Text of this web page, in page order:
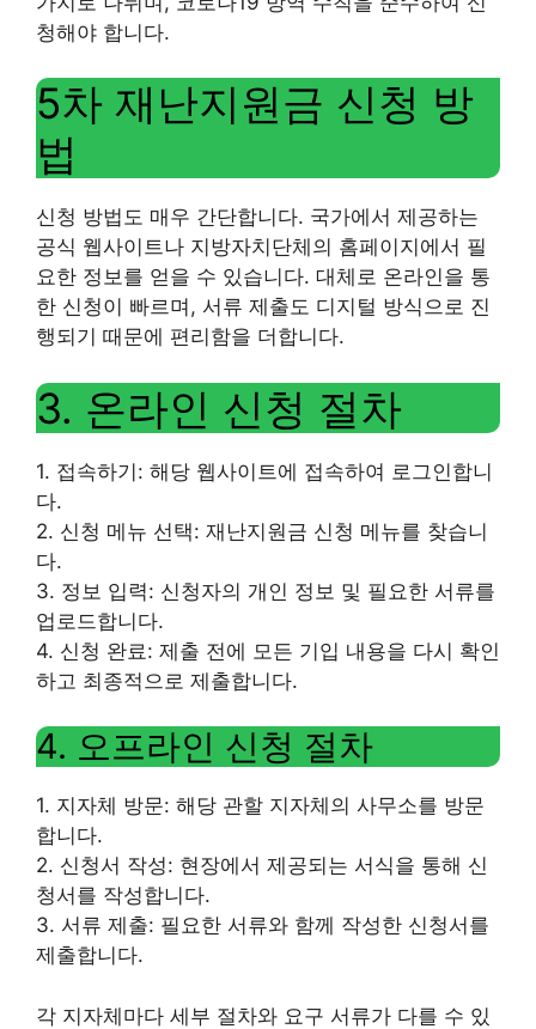
청해야 합니다.
5차 재난지원금 신청 방
법
신청 방법도 매우 간단합니다. 국가에서 제공하는
공식 웹사이트나 지방자치단체의 홈페이지에서 필
요한 정보를 얻을 수 있습니다. 대체로 온라인을 통
한 신청이 빠르며, 서류 제출도 디지털 방식으로 진
행되기 때문에 편리함을 더합니다.
3. 온라인 신청 절차
1. 접속하기: 해당 웹사이트에 접속하여 로그인합니
다.
2. 신청 메뉴 선택: 재난지원금 신청 메뉴를 찾습니
다.
3. 정보 입력: 신청자의 개인 정보 및 필요한 서류를
업로드합니다.
4. 신청 완료: 제출 전에 모든 기입 내용을 다시 확인
하고 최종적으로 제출합니다.
4. 오프라인 신청 절차
1. 지자체 방문: 해당 관할 지자체의 사무소를 방문
합니다.
2. 신청서 작성: 현장에서 제공되는 서식을 통해 신
청서를 작성합니다.
3. 서류 제출: 필요한 서류와 함께 작성한 신청서를
제출합니다.
각 지자체마다 세부 절차와 요구 서류가 다를 수 있